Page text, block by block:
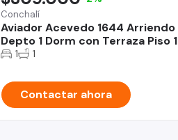
Conchalí
Aviador Acevedo 1644 Arriendo
Depto 1 Dorm con Terraza Piso 1
1 1
Contactar ahora